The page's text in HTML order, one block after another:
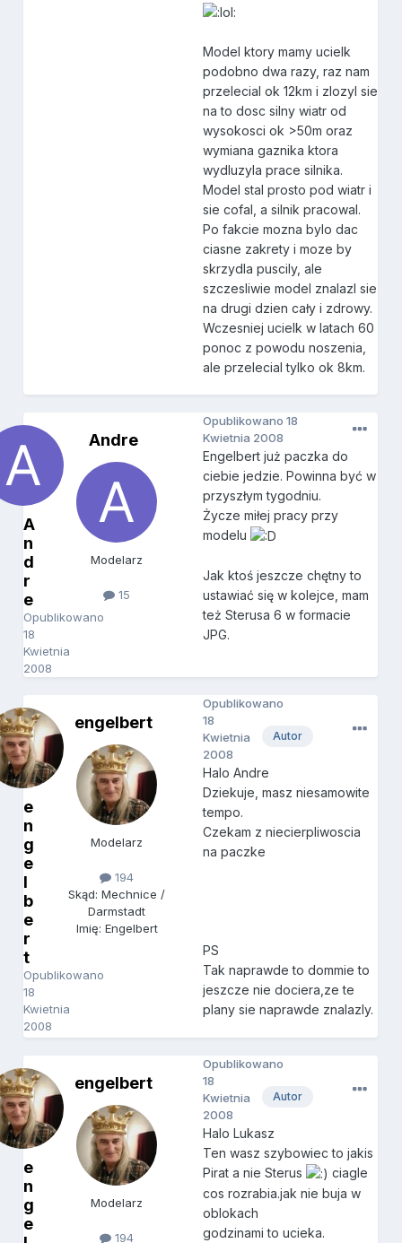
Model ktory mamy ucielk
podobno dwa razy, raz nam
przelecial ok 12km i zlozyl sie
na to dosc silny wiatr od
wysokosci ok >50m oraz
wymiana gaznika ktora
wydluzyla prace silnika.
Model stal prosto pod wiatr i
sie cofal, a silnik pracowal.
Po fakcie mozna bylo dac
ciasne zakrety i moze by
skrzydla puscily, ale
szczesliwie model znalazl sie
na drugi dzien cały i zdrowy.
Wczesniej ucielk w latach 60
ponoc z powodu noszenia,
ale przelecial tylko ok 8km.
A
n
d
r
e
Opublikowano
18
Kwietnia
2008
Andre
Modelarz
15
Opublikowano18
Kwietnia 2008
Engelbert już paczka do
ciebie jedzie. Powinna być w
przyszłym tygodniu.
Życze miłej pracy przy
modelu
Jak ktoś jeszcze chętny to
ustawiać się w kolejce, mam
też Sterusa 6 w formacie
JPG.
e
n
g
e
l
b
e
r
t
Opublikowano
18
Kwietnia
2008
engelbert
Modelarz
194
Skąd: Mechnice /
Darmstadt
Imię: Engelbert
Autor
Opublikowano
18
Kwietnia
2008
Halo Andre
Dziekuje, masz niesamowite
tempo.
Czekam z niecierpliwoscia
na paczke
PS
Tak naprawde to dommie to
jeszcze nie dociera,ze te
plany sie naprawde znalazly.
e
n
g
e
engelbert
Modelarz
194
Autor
Opublikowano
18
Kwietnia
2008
Halo Lukasz
Ten wasz szybowiec to jakis
Pirat a nie Sterus
ciagle
cos rozrabia.jak nie buja w
oblokach
godzinami to ucieka.